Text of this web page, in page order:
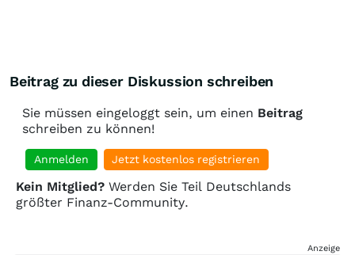
Beitrag zu dieser Diskussion schreiben
Sie müssen eingeloggt sein, um einen Beitrag
schreiben zu können!
Anmelden Jetzt kostenlos registrieren
Kein Mitglied? Werden Sie Teil Deutschlands
größter Finanz-Community.
Anzeige